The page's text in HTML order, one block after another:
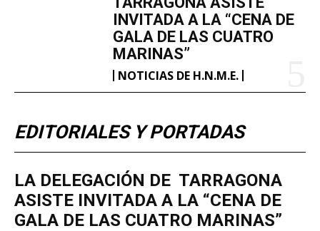
INVITADA A LA “CENA DE
GALA DE LAS CUATRO
MARINAS”
NOTICIAS DE H.N.M.E.
EDITORIALES Y PORTADAS
LA DELEGACIÓN DE TARRAGONA
ASISTE INVITADA A LA “CENA DE
GALA DE LAS CUATRO MARINAS”